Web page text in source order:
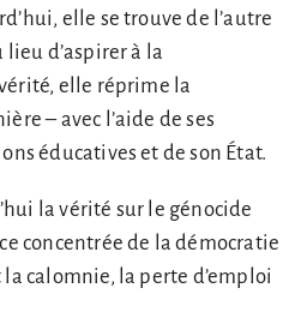
elle se trouve de l’autre
d’aspirer à la
elle réprime la
– avec l’aide de ses
éducatives et de son État.
la vérité sur le génocide
concentrée de la démocratie
la calomnie, la perte d’emploi